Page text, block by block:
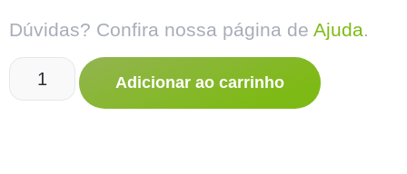
Dúvidas? Confira nossa página de Ajuda.
Adicionar ao carrinho